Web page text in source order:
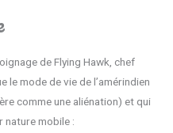
de Flying Hawk, chef
le mode de vie de l’amérindien
comme une aliénation) et qui
nature mobile :